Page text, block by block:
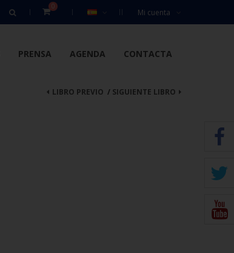
Mi cuenta
0
PRENSA AGENDA CONTACTA
SIGUIENTE LIBRO
LIBRO PREVIO /